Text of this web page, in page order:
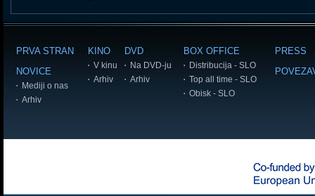
PRVA STRAN
NOVICE
Mediji o nas
Arhiv
KINO
V kinu
Arhiv
DVD
Na DVD-ju
Arhiv
BOX OFFICE
Distribucija - SLO
Top all time - SLO
Obisk - SLO
PRESS